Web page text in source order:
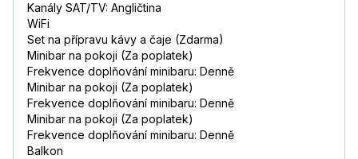
Kanály SAT/TV: Angličtina
WiFi
Set na přípravu kávy a čaje (Zdarma)
Minibar na pokoji (Za poplatek)
Frekvence doplňování minibaru: Denně
Minibar na pokoji (Za poplatek)
Frekvence doplňování minibaru: Denně
Minibar na pokoji (Za poplatek)
Frekvence doplňování minibaru: Denně
Balkon